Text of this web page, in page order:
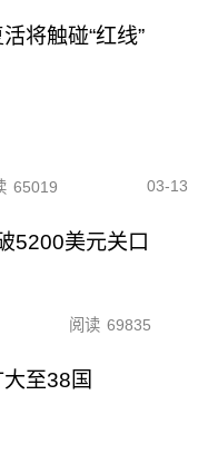
将触碰“红线”
65019 03-13
5200美元关口
阅读 69835
至38国